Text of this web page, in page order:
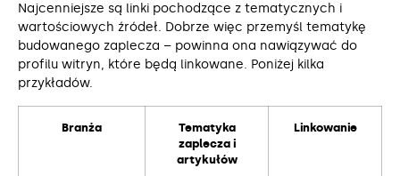
Najcenniejsze są linki pochodzące z tematycznych i
wartościowych źródeł. Dobrze więc przemyśl tematykę
budowanego zaplecza – powinna ona nawiązywać do
profilu witryn, które będą linkowane. Poniżej kilka
przykładów.
Branża
Tematyka
zaplecza i
artykułów
Linkowanie